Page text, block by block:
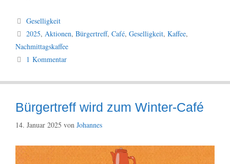
Kategorien
Geselligkeit
Schlagwörter
2025,Aktionen,Bürgertreff,Café,Geselligkeit,Kaffee,
Nachmittagskaffee
1 Kommentar
Bürgertreff wird zum Winter-Café
14. Januar 2025 von Johannes